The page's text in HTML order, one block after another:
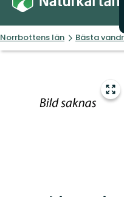
Norrbottens län Bästa
Gå
till